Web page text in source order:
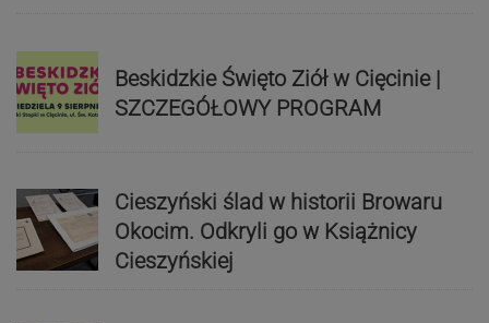
Beskidzkie Święto Ziół w Cięcinie |
SZCZEGÓŁOWY PROGRAM
Cieszyński ślad w historii Browaru
Okocim. Odkryli go w Książnicy
Cieszyńskiej